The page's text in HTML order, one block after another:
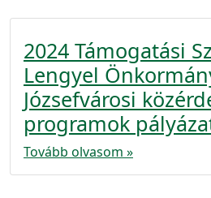
2024 Támogatási
Lengyel
Józsefvárosi
programok
Tovább olvasom »